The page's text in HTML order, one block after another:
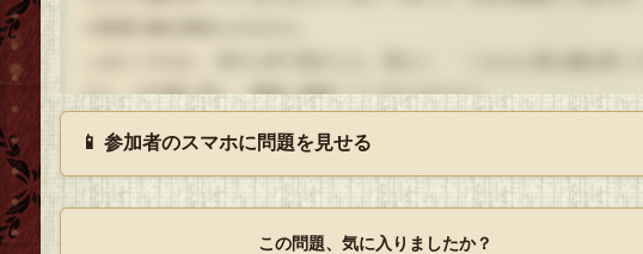
る人」が不審に思い、警察に連絡してくれたのだろう。
だった。
📱 参加者のスマホに問題を見せる
この問題、気に入りましたか？